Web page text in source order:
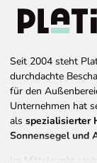
Seit 2004 steht
durchdachte
für den
Unternehmen hat
als spezialisierter
Sonnensegel und